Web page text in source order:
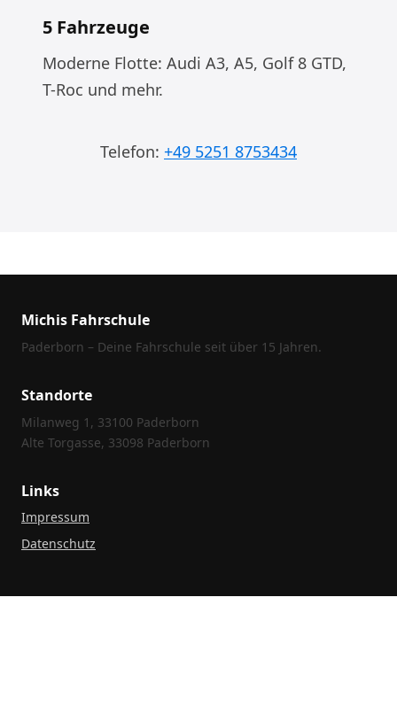
5 Fahrzeuge
Moderne Flotte: Audi A3, A5, Golf 8 GTD,
T-Roc und mehr.
Telefon: +49 5251 8753434
Michis Fahrschule
Paderborn – Deine Fahrschule seit über 15 Jahren.
Standorte
Milanweg 1, 33100 Paderborn
Alte Torgasse, 33098 Paderborn
Links
Impressum
Datenschutz